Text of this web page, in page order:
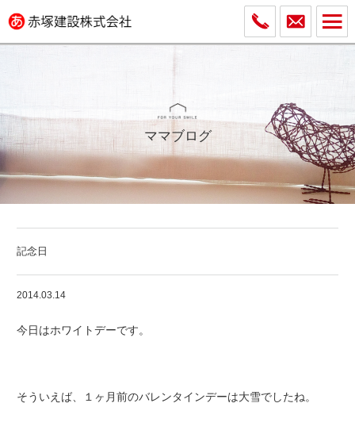
ママブログ
記念日
2014.03.14
今日はホワイトデーです。
そういえば、１ヶ月前のバレンタインデーは大雪でしたね。